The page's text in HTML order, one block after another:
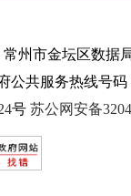
州市金坛区数据
公共服务热线号码
号 苏公网安备